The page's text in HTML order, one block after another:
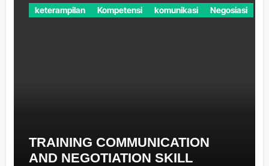
keterampilan Kompetensi komunikasi Negosiasi
TRAINING COMMUNICATION
AND NEGOTIATION SKILL